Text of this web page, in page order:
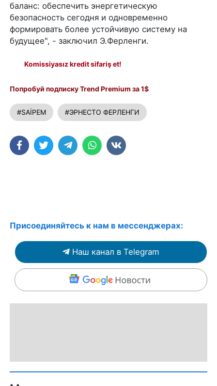
баланс: обеспечить энергетическую
безопасность сегодня и одновременно
формировать более устойчивую систему на
будущее", - заключил Э.Ферленги.
Komissiyasız kredit sifariş et!
Попробуй подписку Trend Premium за 1$
#SAİPEM #ЭРНЕСТО ФЕРЛЕНГИ
Присоединяйтесь к нам в мессенджерах:
Наш канал в Telegram